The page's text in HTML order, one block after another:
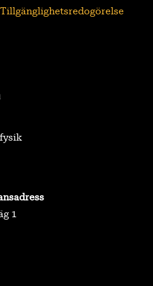
Tillgänglighetsredogörelse
1